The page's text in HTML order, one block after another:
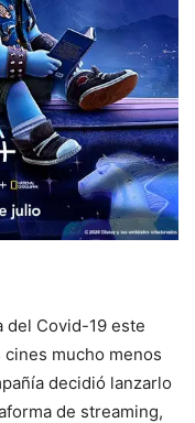
del Covid-19 este
mucho menos
decidió lanzarlo
de streaming,